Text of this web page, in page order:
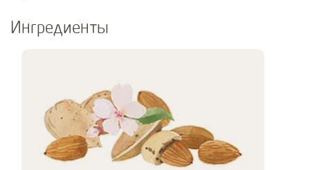
Ингредиенты